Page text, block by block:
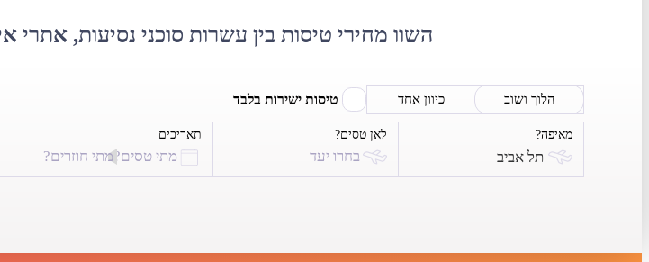
השוו מחירי טיסות בין עשרות סוכני נסיעות, אתרי
הלוך ושוב כיוון אחד טיסות ישירות בלבד
מאיפה?
תל אביב
לאן טסים?
בחרו יעד
תאריכים
מתי טסים?מתי חוזרים?